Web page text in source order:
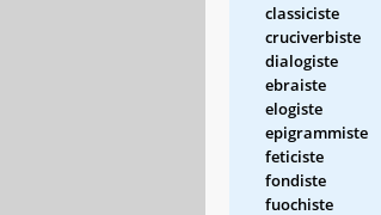
classiciste
cruciverbiste
dialogiste
ebraiste
elogiste
epigrammiste
feticiste
fondiste
fuochiste